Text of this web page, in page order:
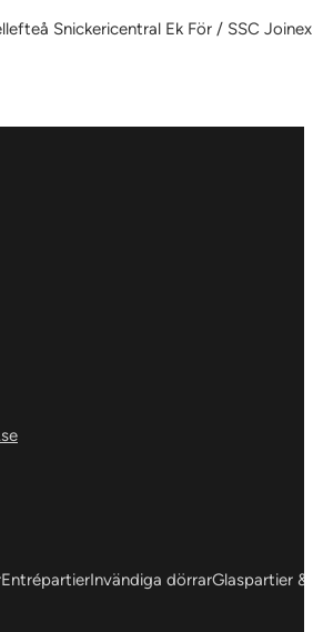
Snickericentral Ek För / SSC
EntrépartierInvändiga dörrarGlaspartier